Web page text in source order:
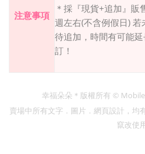
注意事項
＊採『現貨+追加』販
週左右(不含例假日 ) 若
待追加，時間有可能
訂！
幸福朵朵＊版權所有 © Mobile
賣場中所有文字．圖片．網頁設計，均
竄改使